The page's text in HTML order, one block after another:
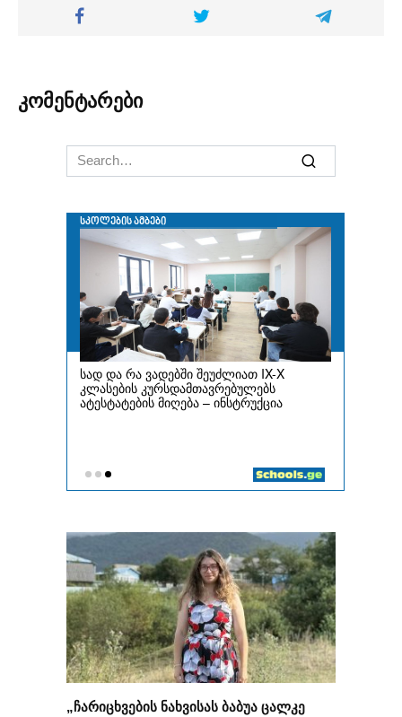
კომენტარები
Search
for:
„ჩარიცხვების ნახვისას ბაბუა ცალკე